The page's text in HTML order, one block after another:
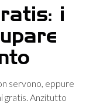
i
servono, eppure
gratis. Anzitutto